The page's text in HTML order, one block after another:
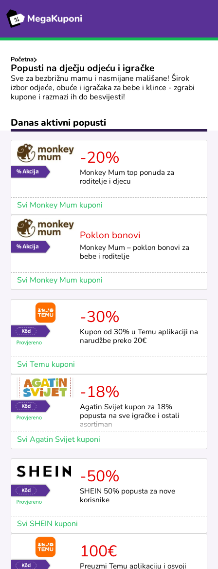
Početna
Popusti na dječju odjeću i igračke
Sve za bezbrižnu mamu i nasmijane mališane! Širok
izbor odjeće, obuće i igračaka za bebe i klince - zgrabi
kupone i razmazi ih do besvijesti!
Danas aktivni popusti
-20%
Monkey Mum top ponuda za
roditelje i djecu
Svi Monkey Mum kuponi
Poklon bonovi
Monkey Mum – poklon bonovi za
bebe i roditelje
Svi Monkey Mum kuponi
-30%
Kupon od 30% u Temu aplikaciji na
narudžbe preko 20€
Svi Temu kuponi
-18%
Agatin Svijet kupon za 18%
popusta na sve igračke i ostali
asortiman
Svi Agatin Svijet kuponi
-50%
SHEIN 50% popusta za nove
korisnike
Svi SHEIN kuponi
100€
Preuzmi Temu aplikaciju i osvoji